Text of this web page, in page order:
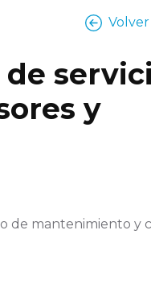
Volver
de
y
de mantenimiento y